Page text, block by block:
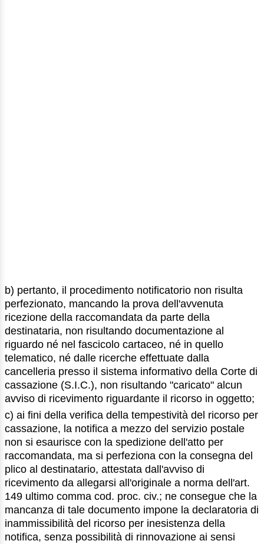
b) pertanto, il procedimento notificatorio non risulta
perfezionato, mancando la prova dell'avvenuta
ricezione della raccomandata da parte della
destinataria, non risultando documentazione al
riguardo né nel fascicolo cartaceo, né in quello
telematico, né dalle ricerche effettuate dalla
cancelleria presso il sistema informativo della Corte di
cassazione (S.I.C.), non risultando "caricato" alcun
avviso di ricevimento riguardante il ricorso in oggetto;
c) ai fini della verifica della tempestività del ricorso per
cassazione, la notifica a mezzo del servizio postale
non si esaurisce con la spedizione dell'atto per
raccomandata, ma si perfeziona con la consegna del
plico al destinatario, attestata dall'avviso di
ricevimento da allegarsi all'originale a norma dell'art.
149 ultimo comma cod. proc. civ.; ne consegue che la
mancanza di tale documento impone la declaratoria di
inammissibilità del ricorso per inesistenza della
notifica, senza possibilità di rinnovazione ai sensi